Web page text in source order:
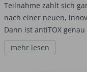
Teilnahme zahlt sich
nach einer neuen,
Dann ist antiTOX
mehr lesen